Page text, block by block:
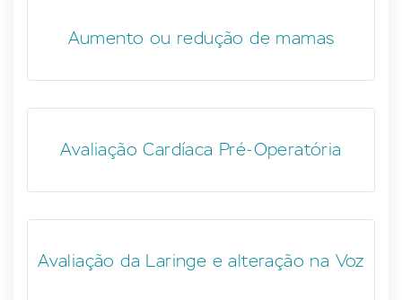
Aumento ou redução de mamas
Avaliação Cardíaca Pré-Operatória
Avaliação da Laringe e alteração na Voz